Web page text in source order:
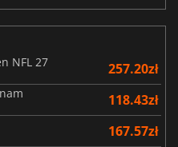
NFL 27
257.20zł
118.43zł
167.57zł